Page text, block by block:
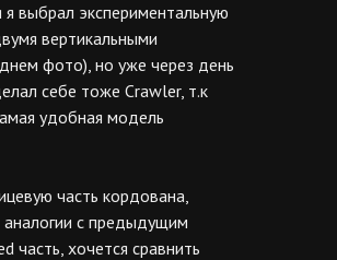
выбрал экспериментальную
вертикальными
фото), но уже через день
себе тоже Crawler, т.к
удобная модель
часть кордована,
с предыдущим
часть, хочется сравнить